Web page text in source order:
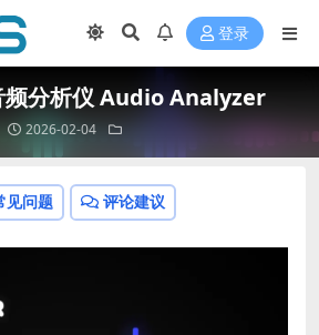
登录
频分析仪 Audio Analyzer
2026-02-04
见问题 评论建议